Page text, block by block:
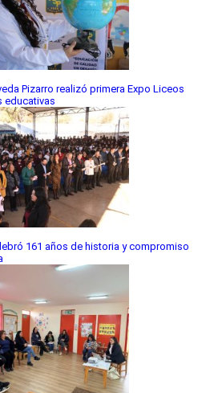
Pizarro realizó primera Expo Liceos
educativas
161 años de historia y compromiso